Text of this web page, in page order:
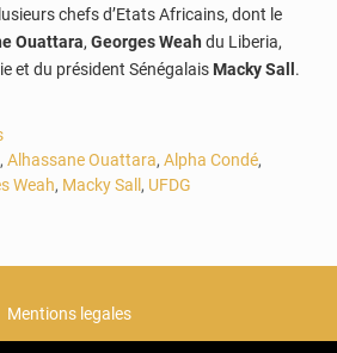
chefs d’Etats Africains, dont le
Ouattara, Georges Weah du Liberia,
et du président Sénégalais Macky Sall .
, Alhassane Ouattara, Alpha Condé,
Weah, Macky Sall , UFDG
Mentions legales